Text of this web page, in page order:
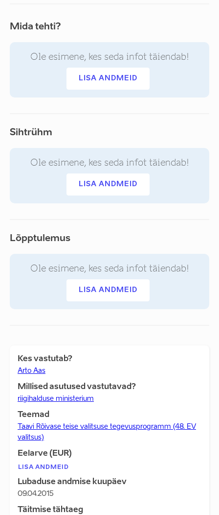
Mida tehti?
Ole esimene, kes seda infot täiendab!
LISA ANDMEID
Sihtrühm
Ole esimene, kes seda infot täiendab!
LISA ANDMEID
Lõpptulemus
Ole esimene, kes seda infot täiendab!
LISA ANDMEID
Kes vastutab?
Arto Aas
Millised asutused vastutavad?
riigihalduse ministerium
Teemad
Taavi Rõivase teise valitsuse tegevusprogramm (48. EV
valitsus)
Eelarve (EUR)
LISA ANDMEID
Lubaduse andmise kuupäev
09.04.2015
Täitmise tähtaeg